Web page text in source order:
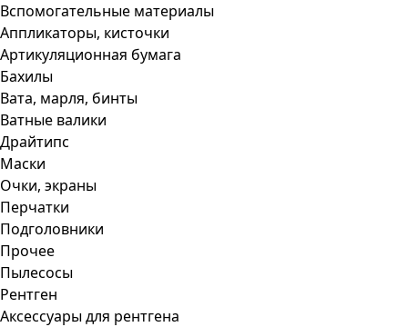
Вспомогательные материалы
Аппликаторы, кисточки
Артикуляционная бумага
Бахилы
Вата, марля, бинты
Ватные валики
Драйтипс
Маски
Очки, экраны
Перчатки
Подголовники
Прочее
Пылесосы
Рентген
Аксессуары для рентгена